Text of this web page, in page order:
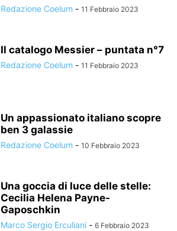
Redazione Coelum - 11 Febbraio 2023
Il catalogo Messier – puntata n°7
Redazione Coelum - 11 Febbraio 2023
Un appassionato italiano scopre
ben 3 galassie
Redazione Coelum - 10 Febbraio 2023
Una goccia di luce delle stelle:
Cecilia Helena Payne-
Gaposchkin
Marco Sergio Erculiani - 6 Febbraio 2023